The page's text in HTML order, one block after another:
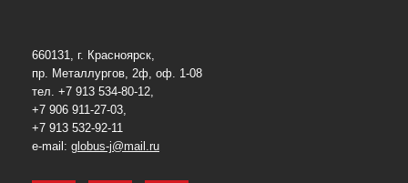
660131, г. Красноярск,
пр. Металлургов, 2ф, оф. 1-08
тел. +7 913 534-80-12,
+7 906 911-27-03,
+7 913 532-92-11
e-mail: globus-j@mail.ru